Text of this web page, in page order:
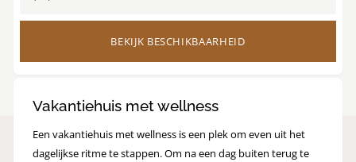
BEKIJK BESCHIKBAARHEID
Vakantiehuis met wellness
Een vakantiehuis met wellness is een plek om even uit het
dagelijkse ritme te stappen. Om na een dag buiten terug te